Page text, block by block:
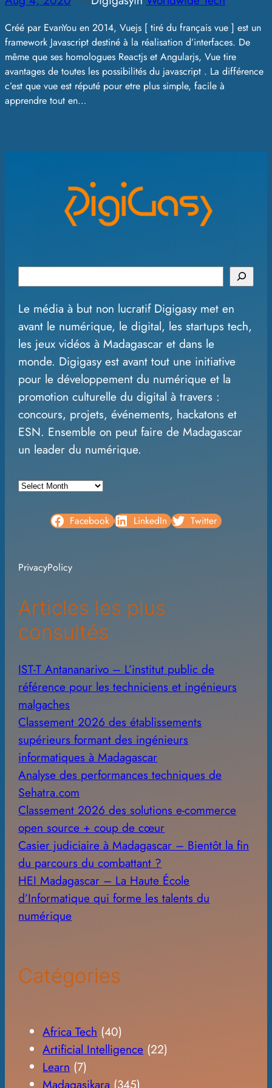
Créé par EvanYou en 2014, Vuejs [ tiré du français vue ] est un
framework Javascript destiné à la réalisation d’interfaces. De
même que ses homologues Reactjs et Angularjs, Vue tire
avantages de toutes les possibilités du javascript . La différence
c’est que vue est réputé pour etre plus simple, facile à
apprendre tout en…
e
a
r
c
h
Le média à but non lucratif Digigasy met en
avant le numérique, le digital, les startups tech,
les jeux vidéos à Madagascar et dans le
monde. Digigasy est avant tout une initiative
pour le développement du numérique et la
promotion culturelle du digital à travers :
concours, projets, événements, hackatons et
ESN. Ensemble on peut faire de Madagascar
un leader du numérique.
A
v
s
Facebook LinkedIn Twitter
PrivacyPolicy
Articles les plus
consultés
IST-T Antananarivo – L’institut public de
référence pour les techniciens et ingénieurs
malgaches
Classement 2026 des établissements
supérieurs formant des ingénieurs
informatiques à Madagascar
Analyse des performances techniques de
Sehatra.com
Classement 2026 des solutions e-commerce
open source + coup de cœur
Casier judiciaire à Madagascar – Bientôt la fin
du parcours du combattant ?
HEI Madagascar – La Haute École
d’Informatique qui forme les talents du
numérique
Catégories
Africa Tech (40)
Artificial Intelligence (22)
Learn (7)
Madagasikara (345)